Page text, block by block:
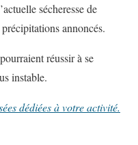
sécheresse de
annoncés.
réussir à se
instable.
dédiées à votre activité.